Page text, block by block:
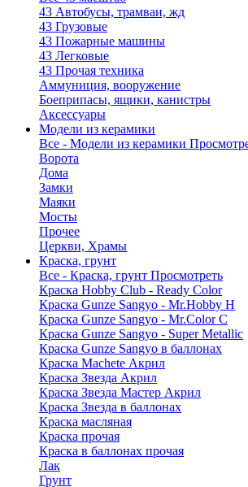
43 Автобусы, трамваи, жд
43 Грузовые
43 Пожарные машины
43 Легковые
43 Прочая техника
Аммуниция, вооружение
Боеприпасы, ящики, канистры
Аксессуары
Модели из керамики
Все - Модели из керамики
Ворота
Дома
Замки
Маяки
Мосты
Прочее
Церкви, Храмы
Краска, грунт
Все - Краска, грунт Просмотреть
Краска Hobby Club - Ready Color
Краска Gunze Sangyo - Mr.Hobby H
Краска Gunze Sangyo - Mr.Color C
Краска Gunze Sangyo - Super Metallic
Краска Gunze Sangyo в баллонах
Краска Machete Акрил
Краска Звезда Акрил
Краска Звезда Мастер Акрил
Краска Звезда в баллонах
Краска масляная
Краска прочая
Краска в баллонах прочая
Лак
Грунт